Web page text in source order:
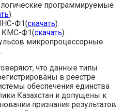
программируемые
).
Ф1(скачать).
КМС-Ф1(скачать).
микропроцессорные
что данные типы
в реестре
обеспечения единства
Казахстан и допущены к
признания результатов